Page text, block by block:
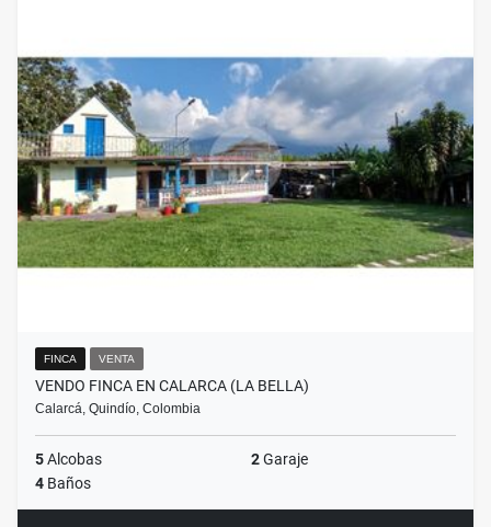
FINCA VENTA
VENDO FINCA EN CALARCA (LA BELLA)
Calarcá, Quindío, Colombia
5Alcobas 2Garaje
4 Baños